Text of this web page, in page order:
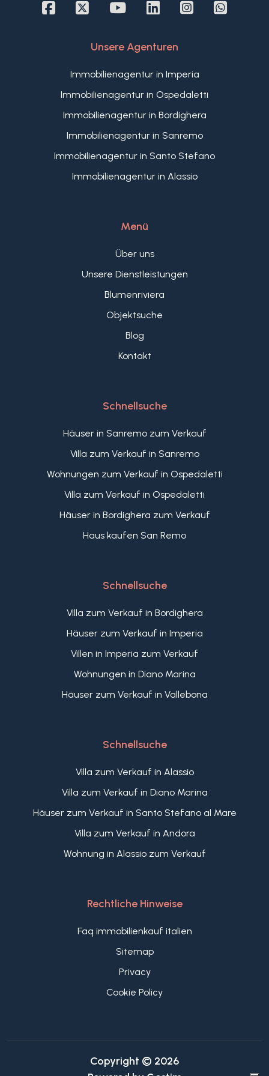
persönlichen Gestaltung machen diese Immobilie
Unsere Agenturen
Immobilienagentur in Imperia
Immobilienagentur in Ospedaletti
Immobilienagentur in Bordighera
Immobilienagentur in Sanremo
Immobilienagentur in Santo Stefano
Immobilienagentur in Alassio
Menü
Über uns
Unsere Dienstleistungen
Blumenriviera
Objektsuche
Blog
Kontakt
Schnellsuche
Häuser in Sanremo zum Verkauf
Villa zum Verkauf in Sanremo
Wohnungen zum Verkauf in Ospedaletti
Villa zum Verkauf in Ospedaletti
Häuser in Bordighera zum Verkauf
Haus kaufen San Remo
Schnellsuche
Villa zum Verkauf in Bordighera
Häuser zum Verkauf in Imperia
Villen in Imperia zum Verkauf
Wohnungen in Diano Marina
Häuser zum Verkauf in Vallebona
Schnellsuche
Villa zum Verkauf in Alassio
Villa zum Verkauf in Diano Marina
Häuser zum Verkauf in Santo Stefano al Mare
Villa zum Verkauf in Andora
Wohnung in Alassio zum Verkauf
Rechtliche Hinweise
Faq immobilienkauf italien
Sitemap
Privacy
Cookie Policy
Copyright © 2026